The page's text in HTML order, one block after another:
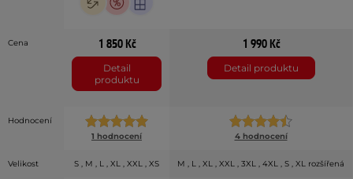
Cena 1 850 Kč
Detail
produktu
1 990 Kč
Detail produktu
Hodnocení
1 hodnocení
4 hodnocení
Velikost S , M , L , XL , XXL , XS M , L , XL , XXL , 3XL , 4XL , S , XL rozšířená